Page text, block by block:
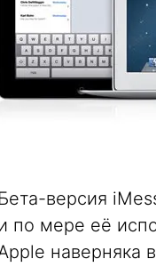
Бета-версия
по мере её
наверняка